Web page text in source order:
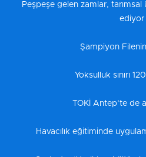
Peşpeşe gelen zamlar,
ediyor
Şampiyon Filenin
Yoksulluk sınırı
TOKİ Antep’te de
Havacılık eğitiminde